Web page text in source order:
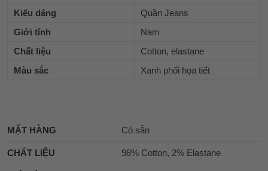
Kiểu dáng
Quần Jeans
Giới tính
Nam
Chất liệu
Cotton, elastane
Màu sắc
Xanh phối họa tiết
MẶT HÀNG Có sẵn
CHẤT LIỆU 98% Cotton, 2% Elastane